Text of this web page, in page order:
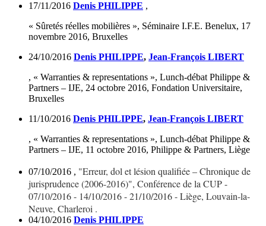
17/11/2016 Denis PHILIPPE ,
« Sûretés réelles mobilières », Séminaire I.F.E. Benelux, 17
novembre 2016, Bruxelles
24/10/2016 Denis PHILIPPE, Jean-François LIBERT
, « Warranties & representations », Lunch-débat Philippe &
Partners – IJE, 24 octobre 2016, Fondation Universitaire,
Bruxelles
11/10/2016 Denis PHILIPPE, Jean-François LIBERT
, « Warranties & representations », Lunch-débat Philippe &
Partners – IJE, 11 octobre 2016, Philippe & Partners, Liège
07/10/2016 , "Erreur, dol et lésion qualifiée – Chronique de
jurisprudence (2006-2016)", Conférence de la CUP -
07/10/2016 - 14/10/2016 - 21/10/2016 - Liège, Louvain-la-
Neuve, Charleroi .
04/10/2016 Denis PHILIPPE